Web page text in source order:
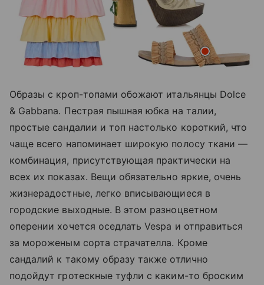
Образы с кроп-топами обожают итальянцы Dolce
& Gabbana. Пестрая пышная юбка на талии,
простые сандалии и топ настолько короткий, что
чаще всего напоминает широкую полосу ткани —
комбинация, присутствующая практически на
всех их показах. Вещи обязательно яркие, очень
жизнерадостные, легко вписывающиеся в
городские выходные. В этом разноцветном
оперении хочется оседлать Vespa и отправиться
за мороженым сорта страчателла. Кроме
сандалий к такому образу также отлично
подойдут гротескные туфли с каким-то броским